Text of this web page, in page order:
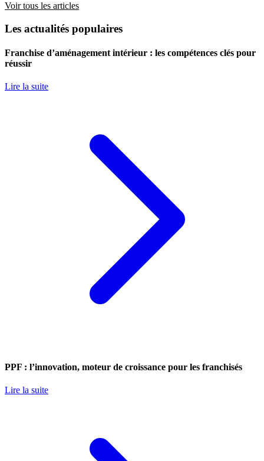
Voir tous les articles
Les actualités populaires
Franchise d’aménagement intérieur : les compétences clés pour
réussir
Lire la suite
PPF : l’innovation, moteur de croissance pour les franchisés
Lire la suite